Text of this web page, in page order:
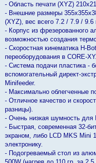
- Область печати (XYZ)
- Внешние размеры
(XYZ), вес всего 7.2 / 7.9 / 9.6
- Корпус из фрезерованного
возможностью создания
- Скоростная кинематика H-
переоборудования в CORE-XY.
- Система подачи пластика -
вспомогательный директ-
Minifeeder.
- Максимально облегченные
- Отличное качество и
разницы).
- Очень низкая шумность для
- Быстрая, современная 32-
экраном, либо LCD MKS Mini
электронику.
- Подогреваемый стол из